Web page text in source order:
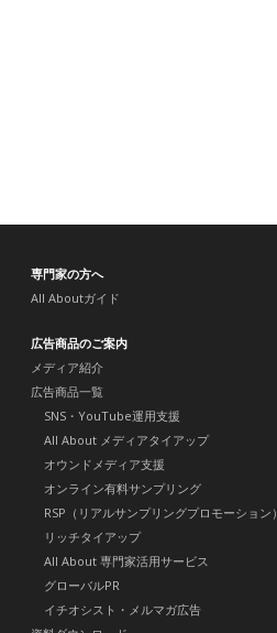
専門家の方へ
All Aboutガイド
広告商品のご案内
メディア紹介
広告商品一覧
SNS・YouTube運用支援
All About メディアタイアップ
オウンドメディア支援
オンライン有料サンプリング
RSP（リアルサンプリングプロモーション）
リッチタイアップ
All About 専門家活用サービス
グローバルPR
イチオシスト・メルマガ広告